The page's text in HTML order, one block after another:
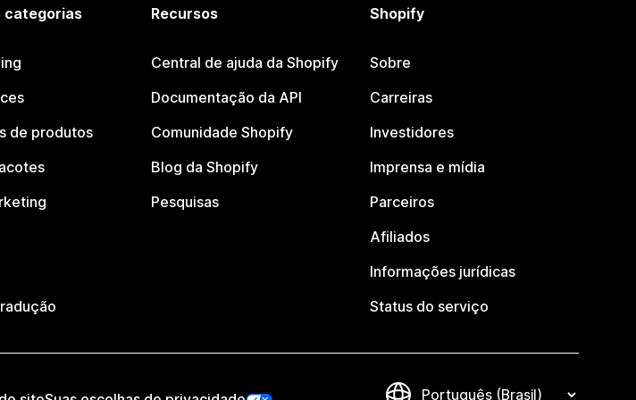
categorias
de produtos
Recursos
Central de ajuda da Shopify
Documentação da API
Comunidade Shopify
Blog da Shopify
Pesquisas
Shopify
Sobre
Carreiras
Investidores
Imprensa e mídia
Parceiros
Afiliados
Informações jurídicas
Status do serviço